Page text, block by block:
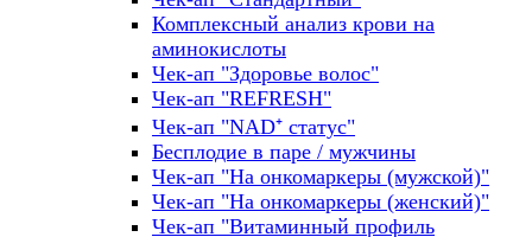
Комплексный анализ крови на
аминокислоты
Чек-ап "Здоровье волос"
Чек-ап "REFRESH"
Чек-ап "NAD⁺ статус"
Бесплодие в паре / мужчины
Чек-ап "На онкомаркеры (мужской)"
Чек-ап "На онкомаркеры (женский)"
Чек-ап "Витаминный профиль